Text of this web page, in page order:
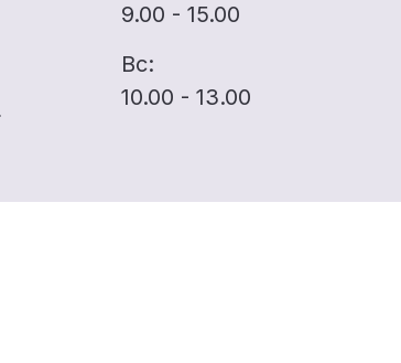
9.00 - 15.00
Вс:
10.00 - 13.00